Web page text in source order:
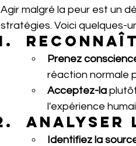
Agir malgré la peur est un
stratégies. Voici quelques-
Prenez
réaction normale
Acceptez-la
l'expérience
Analyser
Identifiez la